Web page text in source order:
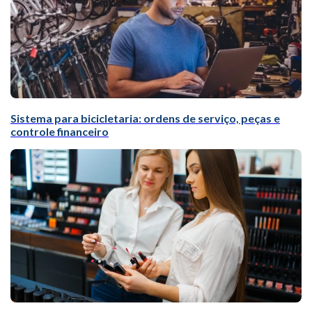
Sistema para bicicletaria: ordens de serviço, peças e
controle financeiro